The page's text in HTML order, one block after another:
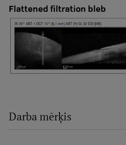
Flattened filtration bleb
Darba mērķis